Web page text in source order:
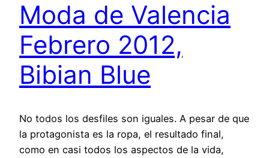
Moda de Valencia
Febrero 2012,
Bibian Blue
No todos los desfiles son iguales. A pesar de que
la protagonista es la ropa, el resultado final,
como en casi todos los aspectos de la vida,